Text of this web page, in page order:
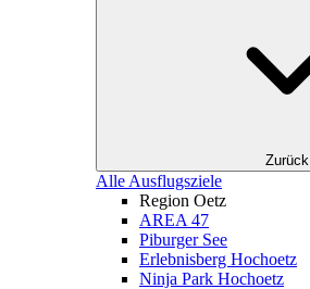
Zurück
Alle Ausflugsziele
Region Oetz
AREA 47
Piburger See
Erlebnisberg Hochoetz
Ninja Park Hochoetz